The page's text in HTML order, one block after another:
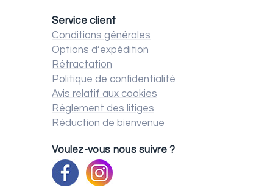
Service client
Conditions générales
Options d’expédition
Rétractation
Politique de confidentialité
Avis relatif aux cookies
Règlement des litiges
Réduction de bienvenue
Voulez-vous nous suivre ?